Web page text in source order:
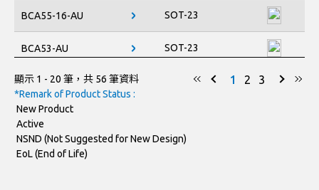
BCA55-16-AU
BCA53-AU
BCA56-AU
PBSS5240SS
PBSS4250SS
SOT-23
SOT-23
SOT-23
SOT-23 6L-1
顯示 1 - 20 筆，共 56 筆資料 1 2 3
*Remark of Product Status :
New Product
Active
NSND (Not Suggested for New Design)
EoL (End of Life)